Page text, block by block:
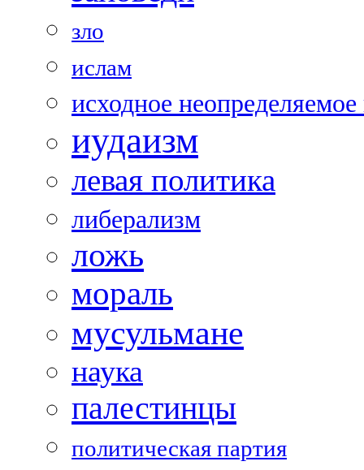
зло
ислам
исходное
иудаизм
левая политика
либерализм
ложь
мораль
мусульмане
наука
палестинцы
политическая партия